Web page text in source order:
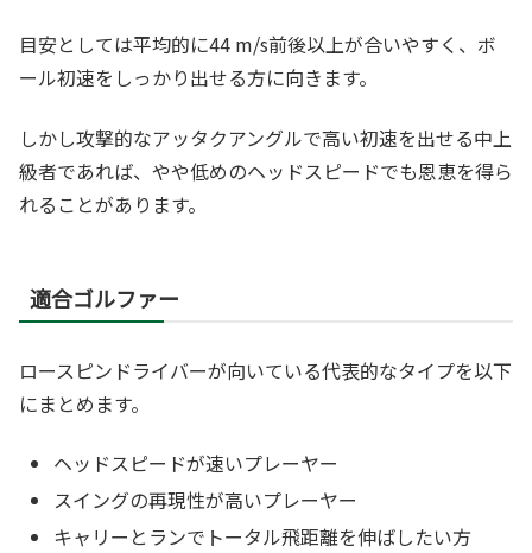
目安としては平均的に44 m/s前後以上が合いやすく、ボ
ール初速をしっかり出せる方に向きます。
しかし攻撃的なアッタクアングルで高い初速を出せる中上
級者であれば、やや低めのヘッドスピードでも恩恵を得ら
れることがあります。
適合ゴルファー
ロースピンドライバーが向いている代表的なタイプを以下
にまとめます。
ヘッドスピードが速いプレーヤー
スイングの再現性が高いプレーヤー
キャリーとランでトータル飛距離を伸ばしたい方